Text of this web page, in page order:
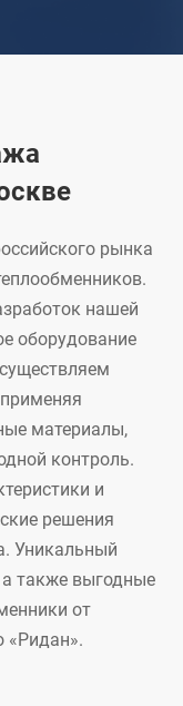
рынка
нашей
оборудование
материалы,
контроль.
и
решения
Уникальный
а также выгодные
от
«Ридан».